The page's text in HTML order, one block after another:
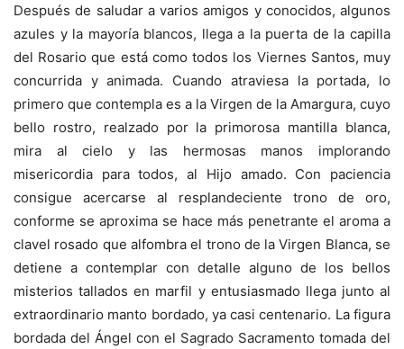
Después de saludar a varios amigos y conocidos, algunos
azules y la mayoría blancos, llega a la puerta de la capilla
del Rosario que está como todos los Viernes Santos, muy
concurrida y animada. Cuando atraviesa la portada, lo
primero que contempla es a la Virgen de la Amargura, cuyo
bello rostro, realzado por la primorosa mantilla blanca,
mira al cielo y las hermosas manos implorando
misericordia para todos, al Hijo amado. Con paciencia
consigue acercarse al resplandeciente trono de oro,
conforme se aproxima se hace más penetrante el aroma a
clavel rosado que alfombra el trono de la Virgen Blanca, se
detiene a contemplar con detalle alguno de los bellos
misterios tallados en marfil y entusiasmado llega junto al
extraordinario manto bordado, ya casi centenario. La figura
bordada del Ángel con el Sagrado Sacramento tomada del